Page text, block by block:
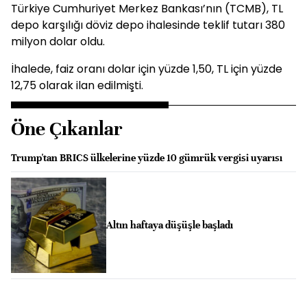
Türkiye Cumhuriyet Merkez Bankası’nın (TCMB), TL
depo karşılığı döviz depo ihalesinde teklif tutarı 380
milyon dolar oldu.
İhalede, faiz oranı dolar için yüzde 1,50, TL için yüzde
12,75 olarak ilan edilmişti.
Öne Çıkanlar
Trump'tan BRICS ülkelerine yüzde 10 gümrük vergisi uyarısı
Altın haftaya düşüşle başladı